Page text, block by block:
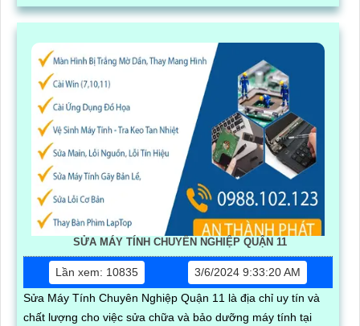
SỬA MÁY TÍNH CHUYÊN NGHIỆP QUẬN 11
Lần xem: 10835
3/6/2024 9:33:20 AM
Sửa Máy Tính Chuyên Nghiệp Quận 11 là địa chỉ uy tín và
chất lượng cho việc sửa chữa và bảo dưỡng máy tính tại